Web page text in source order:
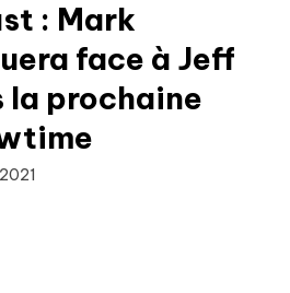
: Mark
face à Jeff
la prochaine